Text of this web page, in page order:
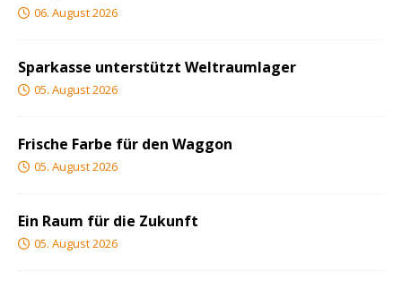
06. August 2026
Sparkasse unterstützt Weltraumlager
05. August 2026
Frische Farbe für den Waggon
05. August 2026
Ein Raum für die Zukunft
05. August 2026